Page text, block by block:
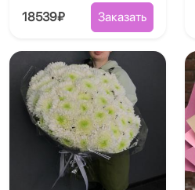
18539₽ Заказать